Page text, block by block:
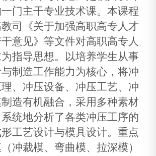
门主干专业技术课。本课程
司《关于加强高职高专人才
意见》等文件对高职高专人
指导思想。以培养学生从事
制造工作能力为核心，将冲
、冲压设备、冲压工艺、冲
造有机融合，采用多种素材
统地分析了各类冲压工序的
工艺设计与模具设计。重点
冲裁模、弯曲模、拉深模）